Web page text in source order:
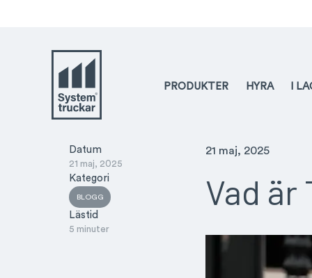
PRODUKTER HYRA I
Datum
21 maj, 2025
Kategori
BLOGG
Lästid
5 minuter
21 maj, 2025
Vad är